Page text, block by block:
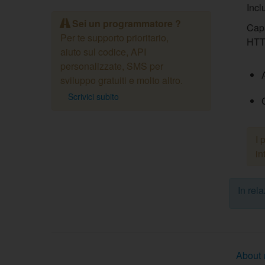
Sei un programmatore ?
Per te supporto prioritario,
aiuto sul codice, API
personalizzate, SMS per
sviluppo gratuiti e molto altro.
Scrivici subito
I
In
About